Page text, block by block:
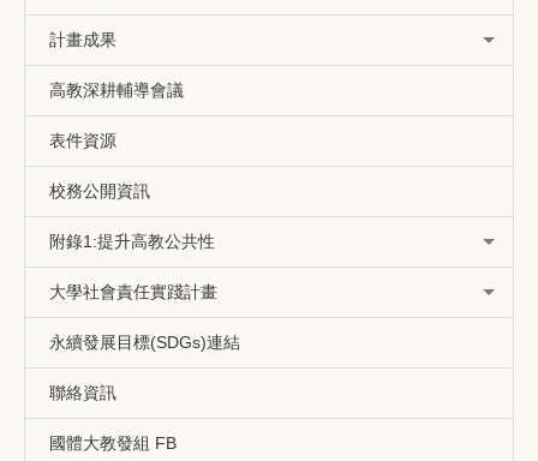
計畫成果
高教深耕輔導會議
表件資源
校務公開資訊
附錄1:提升高教公共性
大學社會責任實踐計畫
永續發展目標(SDGs)連結
聯絡資訊
國體大教發組 FB